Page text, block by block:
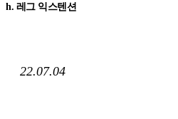
h. 레그 익스텐션
22.07.04